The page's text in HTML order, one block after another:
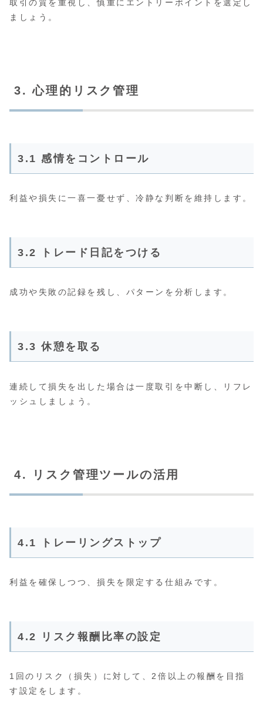
取引の質を重視し、慎重にエントリーポイントを選定し
ましょう。
3. 心理的リスク管理
3.1 感情をコントロール
利益や損失に一喜一憂せず、冷静な判断を維持します。
3.2 トレード日記をつける
成功や失敗の記録を残し、パターンを分析します。
3.3 休憩を取る
連続して損失を出した場合は一度取引を中断し、リフレ
ッシュしましょう。
4. リスク管理ツールの活用
4.1 トレーリングストップ
利益を確保しつつ、損失を限定する仕組みです。
4.2 リスク報酬比率の設定
1回のリスク（損失）に対して、2倍以上の報酬を目指
す設定をします。